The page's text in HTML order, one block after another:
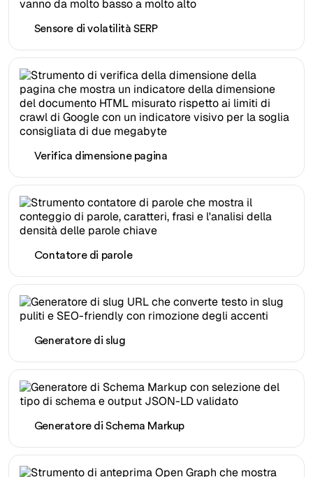
Sensore di volatilità SERP
Verifica dimensione pagina
Contatore di parole
Generatore di slug
Generatore di Schema Markup